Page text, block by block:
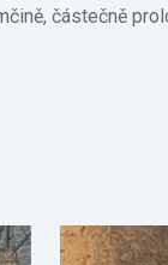
částečně